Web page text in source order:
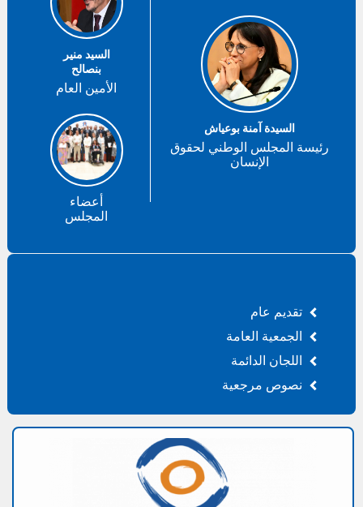
السيدة آمنة بوعياش
رئيسة المجلس الوطني لحقوق
الإنسان
السيد منير
بنصالح
الأمين العام
أعضاء
المجلس
تقديم عام
الجمعية العامة
اللجان الدائمة
نصوص مرجعية